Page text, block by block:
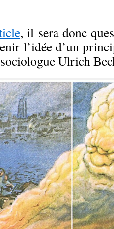
, il sera donc
l’idée d’un
Ulrich